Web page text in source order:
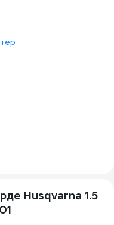
Husqvarna 1.5